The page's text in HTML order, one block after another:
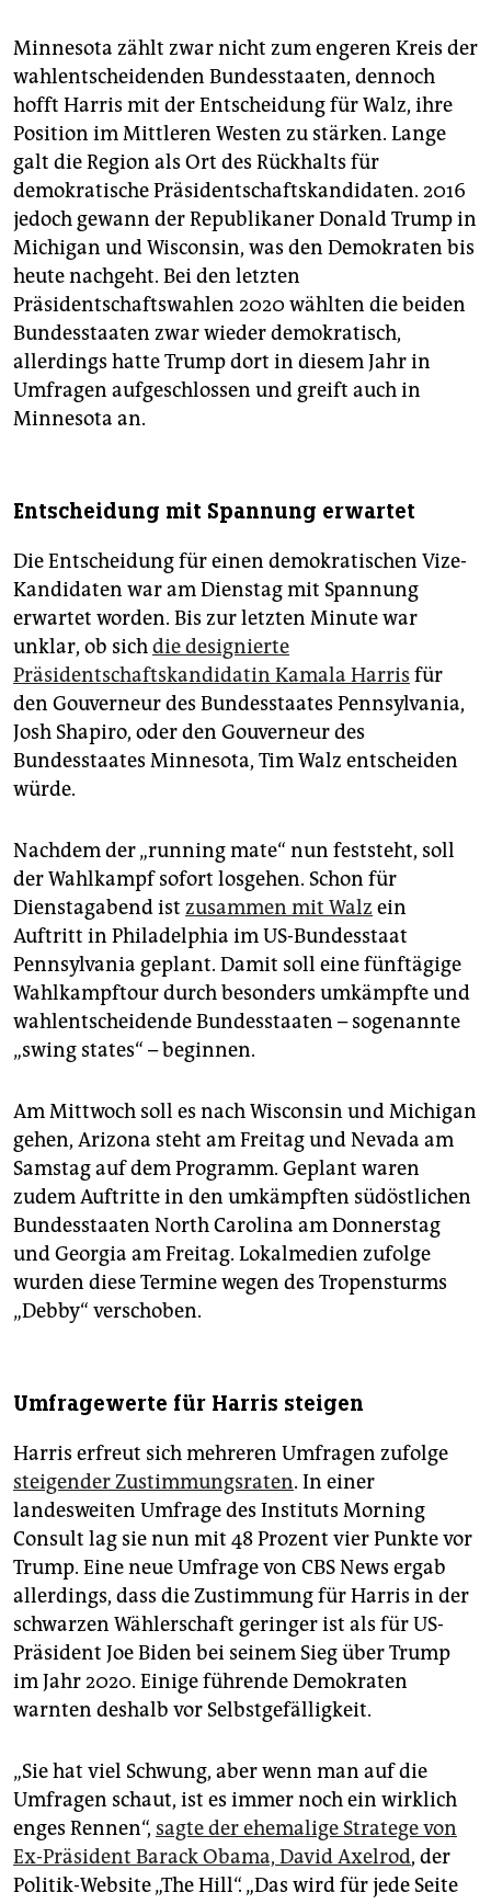
Minnesota zählt zwar nicht zum engeren Kreis der
wahlentscheidenden Bundesstaaten, dennoch
hofft Harris mit der Entscheidung für Walz, ihre
Position im Mittleren Westen zu stärken. Lange
galt die Region als Ort des Rückhalts für
demokratische Präsidentschaftskandidaten. 2016
jedoch gewann der Republikaner Donald Trump in
Michigan und Wisconsin, was den Demokraten bis
heute nachgeht. Bei den letzten
Präsidentschaftswahlen 2020 wählten die beiden
Bundesstaaten zwar wieder demokratisch,
allerdings hatte Trump dort in diesem Jahr in
Umfragen aufgeschlossen und greift auch in
Minnesota an.
Entscheidung mit Spannung erwartet
Die Entscheidung für einen demokratischen Vize-
Kandidaten war am Dienstag mit Spannung
erwartet worden. Bis zur letzten Minute war
unklar, ob sichdie designierte
Präsidentschaftskandidatin Kamala Harris für
den Gouverneur des Bundesstaates Pennsylvania,
Josh Shapiro, oder den Gouverneur des
Bundesstaates Minnesota, Tim Walz entscheiden
würde.
Nachdem der „running mate“ nun feststeht, soll
der Wahlkampf sofort losgehen. Schon für
Dienstagabend ist zusammen mit Walz ein
Auftritt in Philadelphia im US-Bundesstaat
Pennsylvania geplant. Damit soll eine fünftägige
Wahlkampftour durch besonders umkämpfte und
wahlentscheidende Bundesstaaten – sogenannte
„swing states“ – beginnen.
Am Mittwoch soll es nach Wisconsin und Michigan
gehen, Arizona steht am Freitag und Nevada am
Samstag auf dem Programm. Geplant waren
zudem Auftritte in den umkämpften südöstlichen
Bundesstaaten North Carolina am Donnerstag
und Georgia am Freitag. Lokalmedien zufolge
wurden diese Termine wegen des Tropensturms
„Debby“ verschoben.
Umfragewerte für Harris steigen
Harris erfreut sich mehreren Umfragen zufolge
steigender Zustimmungsraten. In einer
landesweiten Umfrage des Instituts Morning
Consult lag sie nun mit 48 Prozent vier Punkte vor
Trump. Eine neue Umfrage von CBS News ergab
allerdings, dass die Zustimmung für Harris in der
schwarzen Wählerschaft geringer ist als für US-
Präsident Joe Biden bei seinem Sieg über Trump
im Jahr 2020. Einige führende Demokraten
warnten deshalb vor Selbstgefälligkeit.
„Sie hat viel Schwung, aber wenn man auf die
Umfragen schaut, ist es immer noch ein wirklich
enges Rennen“, sagte der ehemalige Stratege von
Ex-Präsident Barack Obama, David Axelrod, der
Politik-Website „The Hill“. „Das wird für jede Seite